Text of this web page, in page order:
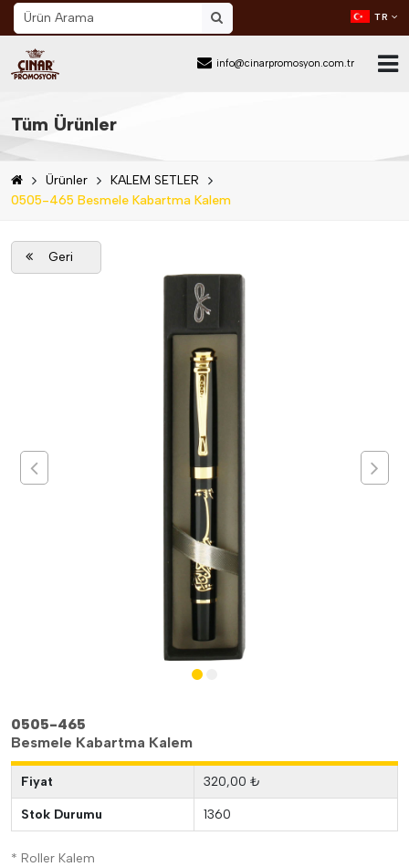
info@cinarpromosyon.com.tr
TR
Ana Sayfa
Hakkımızda
Sektör
Mail Order
Tüm Ürünler
Ürünler
KALEM SETLER
0505-465 Besmele Kabartma Kalem
Geri
0505-465
Besmele Kabartma Kalem
Fiyat 320,00 ₺
Stok Durumu 1360
* Roller Kalem